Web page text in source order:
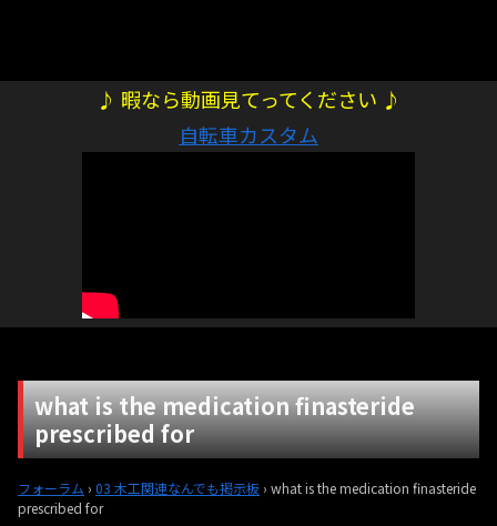
♪ 暇なら動画見てってください ♪
自転車カスタム
what is the medication finasteride
prescribed for
フォーラム › 03 木工関連なんでも掲示板 › what is the medication finasteride
prescribed for